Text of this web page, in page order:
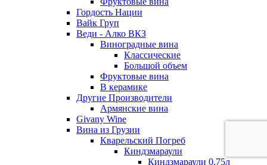
Гордость Нации
Вайк Груп
Веди - Алко ВКЗ
Виноградные вина
Классические
Большой объем
Фруктовые вина
В керамике
Другие Производители
Армянские вина
Givany Wine
Вина из Грузии
Кварельский Погреб
Киндзмараули
Киндзмараули 0,75л